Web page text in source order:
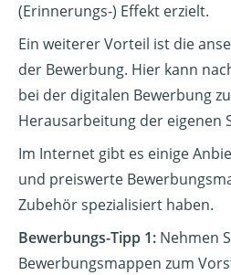
(Erinnerungs-) Effekt erzielt.
Ein weiterer Vorteil ist die
der Bewerbung. Hier kann
bei der digitalen Bewerbung
Herausarbeitung der eigenen
Im Internet gibt es einige
und preiswerte
Zubehör spezialisiert haben.
Bewerbungs-Tipp 1:Nehmen
Bewerbungsmappen zum